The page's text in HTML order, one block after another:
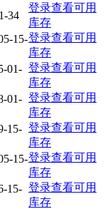
34
登录查看可用
库存
15-登录查看可用
库存
01- 登录查看可用
库存
01- 登录查看可用
库存
15- 登录查看可用
库存
15-登录查看可用
库存
15- 登录查看可用
库存